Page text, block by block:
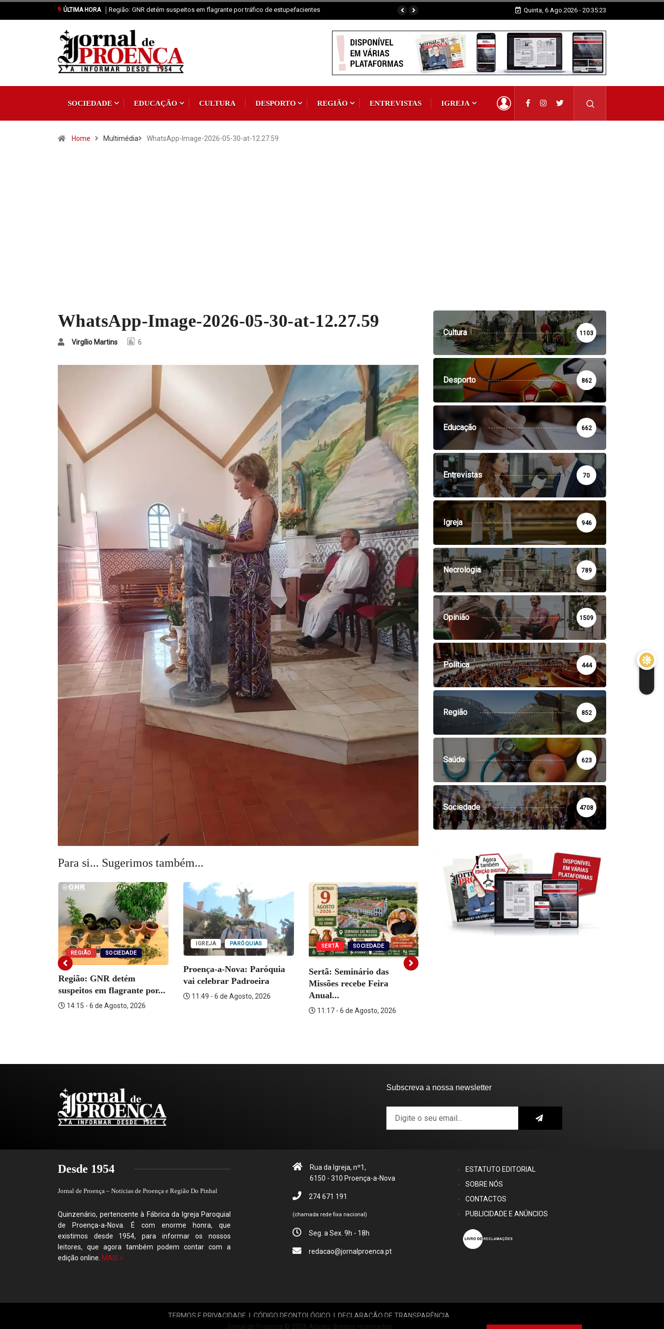
ÚLTIMA HORA Proença-a-Nova: Paróquia vai celebrar Padroeira Quinta, 6 Ago.2026 - 20:35:24
SOCIEDADE EDUCAÇÃO CULTURA DESPORTO REGIÃO ENTREVISTAS IGREJA
Home Multimédia WhatsApp-Image-2026-05-30-at-12.27.59
WhatsApp-Image-2026-05-30-at-12.27.59
Virgílio Martins 6
Para si... Sugerimos também...
REGIÃO SOCIEDADE
Região: GNR detém
suspeitos em flagrante por...
14:15 - 6 de Agosto, 2026
IGREJA PARÓQUIAS
Proença-a-Nova: Paróquia
vai celebrar Padroeira
11:49 - 6 de Agosto, 2026
SERTÃ SOCIEDADE
Sertã: Seminário das
Missões recebe Feira
Anual...
11:17 - 6 de Agosto, 2026
Cultura 1103
Desporto 862
Educação 662
Entrevistas 70
Igreja 946
Necrologia 789
Opinião 1509
Política 444
Região 852
Saúde 623
Sociedade 4708
Subscreva a nossa newsletter
Desde 1954
Jornal de Proença – Noticias de Proença e Região Do Pinhal
Quinzenário, pertencente à Fábrica da Igreja Paroquial
de Proença-a-Nova. É com enorme honra, que
existimos desde 1954, para informar os nossos
leitores, que agora também podem contar com a
edição online. MAIS »
Rua da Igreja, nº1,
6150 - 310 Proença-a-Nova
274 671 191
(chamada rede fixa nacional)
Seg. a Sex. 9h - 18h
redacao@jornalproenca.pt
ESTATUTO EDITORIAL
SOBRE NÓS
CONTACTOS
PUBLICIDADE E ANÚNCIOS
TERMOS E PRIVACIDADE | CÓDIGO DEONTOLÓGICO | DECLARAÇÃO DE TRANSPARÊNCIA